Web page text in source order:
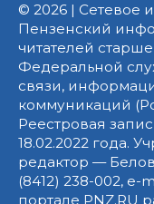
© 2026 | Сетевое
Пензенский
читателей
Федеральной
связи,
коммуникаций
Реестровая
18.02.2022 года.
редактор —
(8412) 238-002, e-
портале